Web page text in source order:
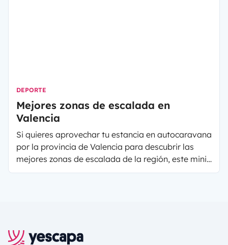
DEPORTE
Mejores zonas de escalada en
Valencia
Si quieres aprovechar tu estancia en autocaravana
por la provincia de Valencia para descubrir las
mejores zonas de escalada de la región, este mini
guía está perfecto. Descubre los montes y pistas